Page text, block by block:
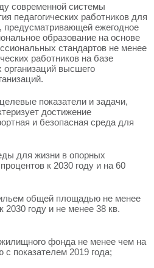
современной системы
педагогических работников для
предусматривающей ежегодное
образование на основе
стандартов не менее
работников на базе
высшего
показатели и задачи,
достижение
и безопасная среда для
для жизни в опорных
к 2030 году и на 60
общей площадью не менее
2030 году и не менее 38 кв.
фонда не менее чем на
с показателем 2019 года;